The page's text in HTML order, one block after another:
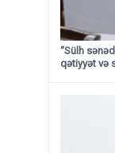
“Sülh
qətiyyət və